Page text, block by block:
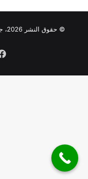
© حقوق النشر 2026، جميع الحقوق محفوظة |